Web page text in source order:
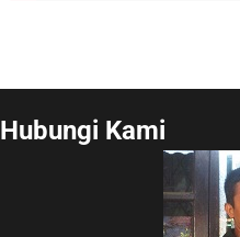
Hubungi Kami